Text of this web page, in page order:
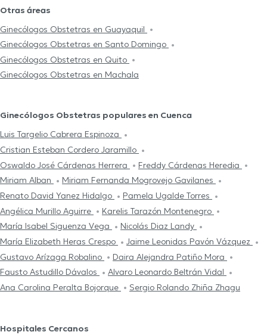
Otras áreas
Ginecólogos Obstetras en Guayaquil
Ginecólogos Obstetras en Santo Domingo
Ginecólogos Obstetras en Quito
Ginecólogos Obstetras en Machala
Ginecólogos Obstetras populares en Cuenca
Luis Targelio Cabrera Espinoza
Cristian Esteban Cordero Jaramillo
Oswaldo José Cárdenas Herrera
Freddy Cárdenas Heredia
Miriam Alban
Miriam Fernanda Mogrovejo Gavilanes
Renato David Yanez Hidalgo
Pamela Ugalde Torres
Angélica Murillo Aguirre
Karelis Tarazón Montenegro
María Isabel Siguenza Vega
Nicolás Diaz Landy
María Elizabeth Heras Crespo
Jaime Leonidas Pavón Vázquez
Gustavo Arízaga Robalino
Daira Alejandra Patiño Mora
Fausto Astudillo Dávalos
Alvaro Leonardo Beltrán Vidal
Ana Carolina Peralta Bojorque
Sergio Rolando Zhiña Zhagu
Hospitales Cercanos